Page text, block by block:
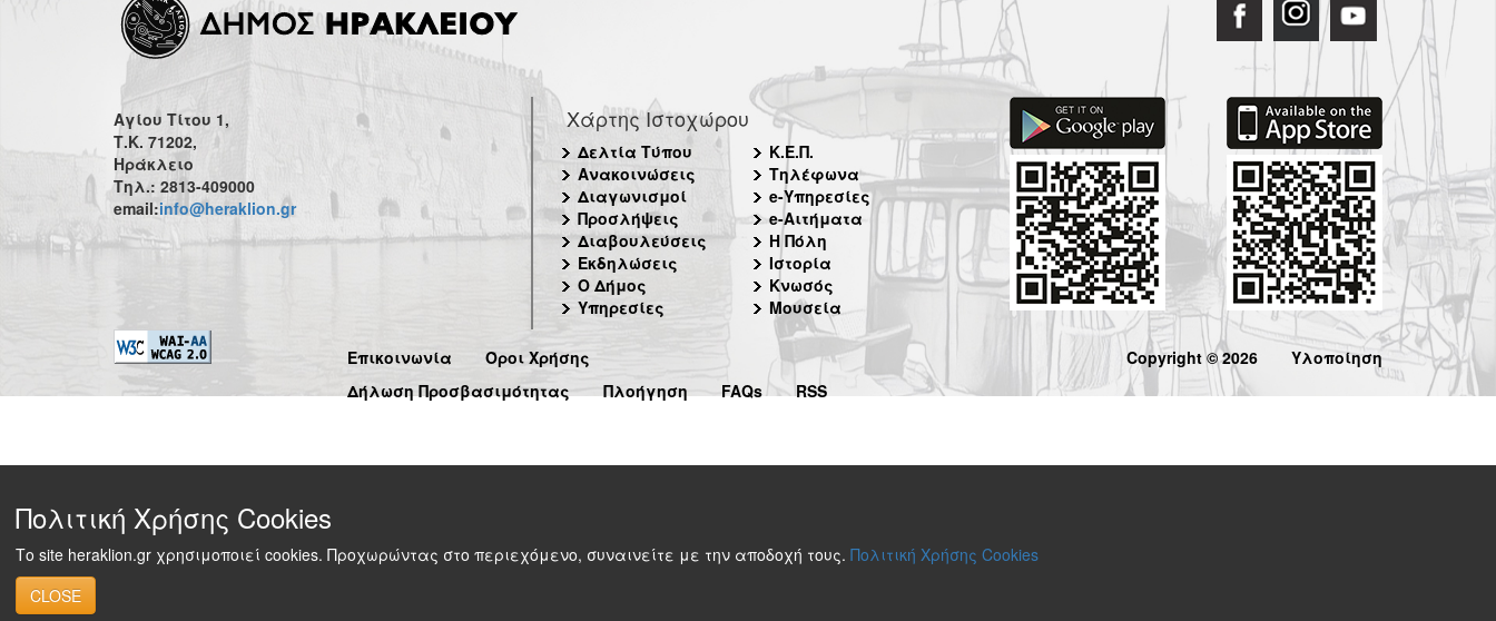
Αγίου Τίτου 1,
Τ.Κ. 71202,
Ηράκλειο
Τηλ.: 2813-409000
email:info@heraklion.gr
Χάρτης Ιστοχώρου
Δελτία Τύπου
Ανακοινώσεις
Διαγωνισμοί
Προσλήψεις
Διαβουλεύσεις
Εκδηλώσεις
Ο Δήμος
Υπηρεσίες
Κ.Ε.Π.
Τηλέφωνα
e-Υπηρεσίες
e-Αιτήματα
Η Πόλη
Ιστορία
Κνωσός
Μουσεία
Επικοινωνία
Όροι Χρήσης
Δήλωση Προσβασιμότητας
Πλοήγηση FAQs RSS
Copyright © 2026 Υλοποίηση
Πολιτική Χρήσης Cookies
Το site heraklion.gr χρησιμοποιεί cookies. Προχωρώντας στο περιεχόμενο, συναινείτε με την αποδοχή τους. Πολιτική Χρήσης Cookies
CLOSE